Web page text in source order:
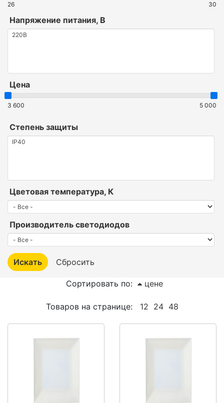
26 30
Напряжение питания, В
Цена
3 600 5 000
Степень защиты
Цветовая температура, К
Производитель светодиодов
Сортировать по: цене
Товаров на странице: 12 24 48